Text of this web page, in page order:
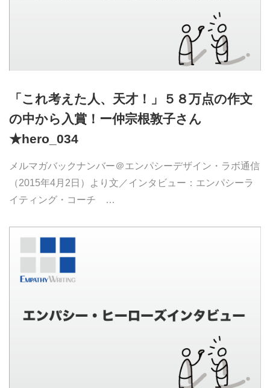
「これ考えた人、天才！」５８万点の作文
の中から入賞！ー仲宗根敦子さん
★hero_034
メルマガバックナンバー＠エンパシーデザイン・ラボ通信
（2015年4月2日）より文／インタビュー：エンパシーラ
イティング・コーチ …